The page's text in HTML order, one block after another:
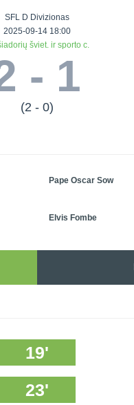
SFL D Divizionas
2025-09-14 18:00
šviet. ir sporto c.
- 1
(2 - 0)
Pape Oscar Sow
Elvis Fombe
19'
23'